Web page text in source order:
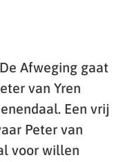
Afweging gaat
van Yren
Een vrij
Peter van
voor willen